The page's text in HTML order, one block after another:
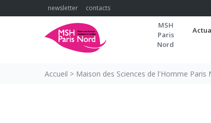
to
newsletter contacts
MSH
Paris
Nord
Accueil > Maison des Sciences de l'Homme Paris